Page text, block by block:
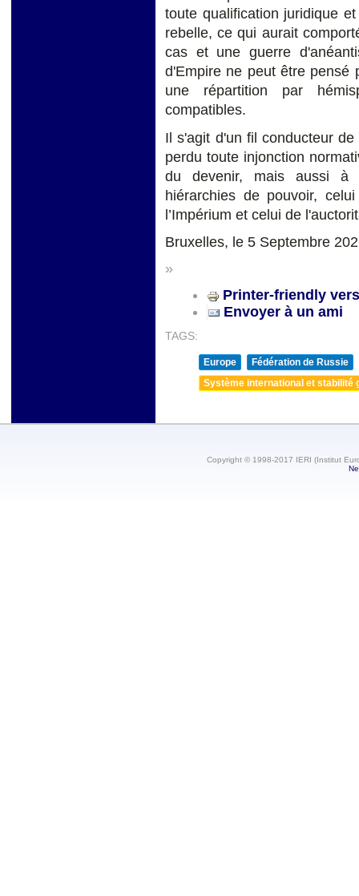
toute qualification juridique
rebelle, ce qui aurait
cas et une guerre
d'Empire ne peut être pensé
une répartition par
compatibles.
Il s'agit d'un fil conducteur
perdu toute injonction
du devenir, mais aussi à
hiérarchies de pouvoir,
l’Impérium et celui de
Bruxelles, le 5 Septembre
»
Printer-friendly
Envoyer à un ami
TAGS:
Europe
Fédération de Russie
Système international et stabilité
Copyright © 1998-2017 IERI (Institut